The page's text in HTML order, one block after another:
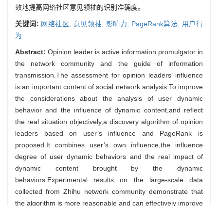
效地提高网络社区意见领袖的识别准确度。
关键词: 网络社区, 意见领袖, 影响力, PageRank算法, 用户行
为
Abstract: Opinion leader is active information promulgator in
the network community and the guide of information
transmission.The assessment for opinion leaders’ influence
is an important content of social network analysis.To improve
the considerations about the analysis of user dynamic
behavior and the influence of dynamic content,and reflect
the real situation objectively,a discovery algorithm of opinion
leaders based on user’s influence and PageRank is
proposed.It combines user’s own influence,the influence
degree of user dynamic behaviors and the real impact of
dynamic content brought by the dynamic
behaviors.Experimental results on the large-scale data
collected from Zhihu network community demonstrate that
the algorithm is more reasonable and can effectively improve